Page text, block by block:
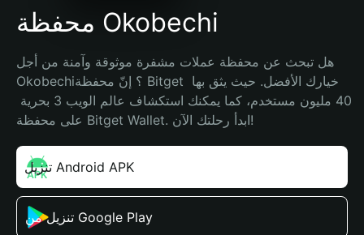
محفظة Okobechi
هل تبحث عن محفظة عملات مشفرة موثوقة وآمنة من أجل
Okobechi؟ إنّ محفظة Bitget خيارك الأفضل. حيث يثق بها
على محفظة Bitget Wallet. ابدأ رحلتك الآن!
تنزيل Android APK
تنزيل من Google Play